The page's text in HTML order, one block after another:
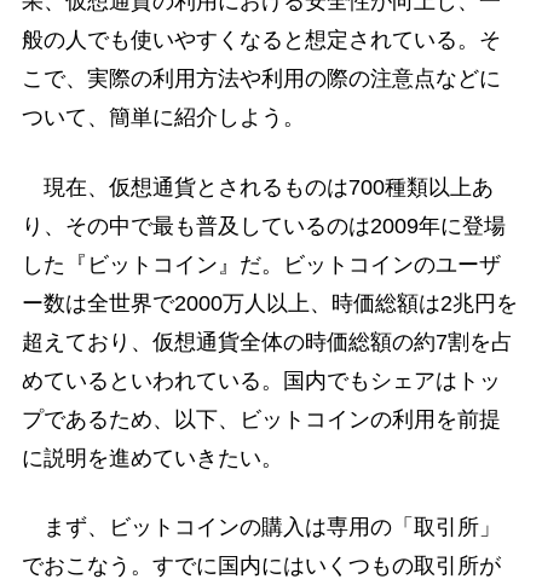
般の人でも使いやすくなると想定されている。そ
こで、実際の利用方法や利用の際の注意点などに
ついて、簡単に紹介しよう。
現在、仮想通貨とされるものは700種類以上あ
り、その中で最も普及しているのは2009年に登場
した『ビットコイン』だ。ビットコインのユーザ
ー数は全世界で2000万人以上、時価総額は2兆円を
超えており、仮想通貨全体の時価総額の約7割を占
めているといわれている。国内でもシェアはトッ
プであるため、以下、ビットコインの利用を前提
に説明を進めていきたい。
まず、ビットコインの購入は専用の「取引所」
でおこなう。すでに国内にはいくつもの取引所が